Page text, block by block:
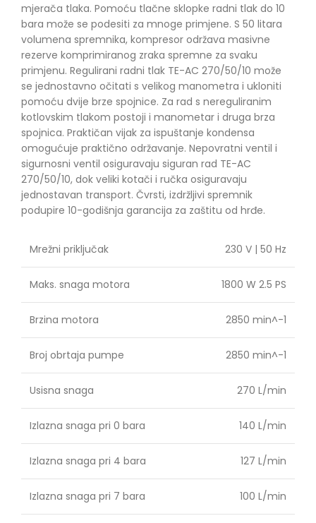
mjerača tlaka. Pomoću tlačne sklopke radni tlak do 10
bara može se podesiti za mnoge primjene. S 50 litara
volumena spremnika, kompresor održava masivne
rezerve komprimiranog zraka spremne za svaku
primjenu. Regulirani radni tlak TE-AC 270/50/10 može
se jednostavno očitati s velikog manometra i ukloniti
pomoću dvije brze spojnice. Za rad s nereguliranim
kotlovskim tlakom postoji i manometar i druga brza
spojnica. Praktičan vijak za ispuštanje kondensa
omogućuje praktično održavanje. Nepovratni ventil i
sigurnosni ventil osiguravaju siguran rad TE-AC
270/50/10, dok veliki kotači i ručka osiguravaju
jednostavan transport. Čvrsti, izdržljivi spremnik
podupire 10-godišnja garancija za zaštitu od hrđe.
Mrežni priključak 230 V | 50 Hz
Maks. snaga motora 1800 W 2.5 PS
Brzina motora 2850 min^-1
Broj obrtaja pumpe 2850 min^-1
Usisna snaga 270 L/min
Izlazna snaga pri 0 bara 140 L/min
Izlazna snaga pri 4 bara 127 L/min
Izlazna snaga pri 7 bara 100 L/min